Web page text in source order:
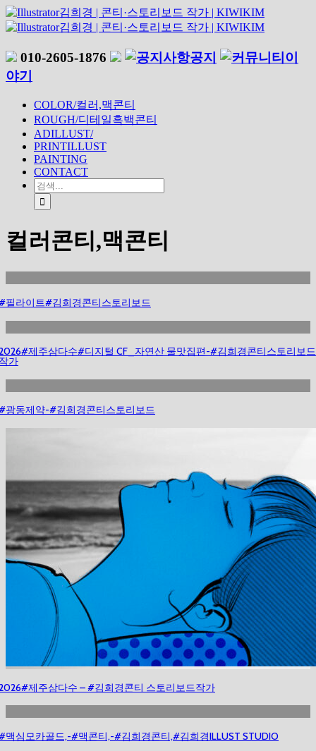
010-2605-1876 공지
이
야기
COLOR/컬러,맥콘티
ROUGH/디테일흑백콘티
ADILLUST/
PRINTILLUST
PAINTING
CONTACT
컬러콘티,맥콘티
필라이트#김희경콘티스토리보드
제주삼다수#디지털 CF_자연산 물맛집편-#김희경콘티스토리보드
가
광동제약-#김희경콘티스토리보드
제주삼다수 – #김희경콘티 스토리보드작가
맥심모카골드,-#맥콘티,-#김희경콘티,#김희경ILLUST STUDIO